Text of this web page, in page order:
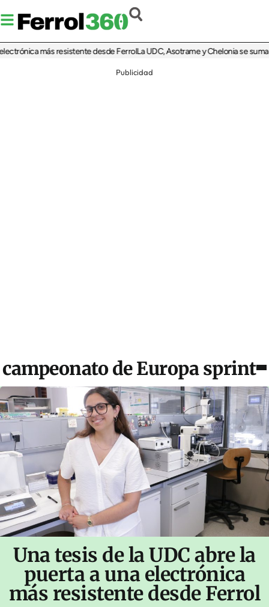
más resistente desde FerrolLa UDC, Asotrame y Chelonia se suman al
Publicidad
campeonato de Europa sprint
Una tesis de la UDC abre la
puerta a una electrónica
más resistente desde Ferrol